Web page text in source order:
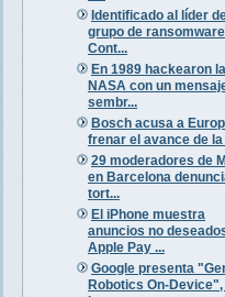
Identificado al líder
grupo de ransomware
Cont...
En 1989 hackearon la
NASA con un
sembr...
Bosch acusa a
frenar el avance de la
29 moderadores de
en Barcelona
tort...
El iPhone muestra
anuncios no
Apple Pay ...
Google presenta
Robotics On-Device",